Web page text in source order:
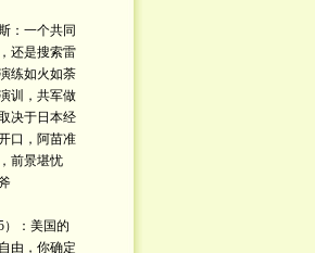
：一个共同
还是搜索雷
练如火如荼
训，共军做
决于日本经
口，阿苗准
前景堪忧
）：美国的
由，你确定